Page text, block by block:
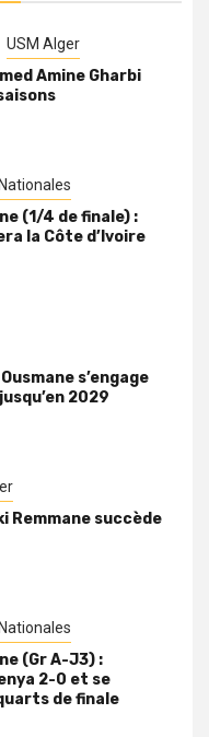
USM Alger
Amine Gharbi
(1/4 de finale) :
la Côte d’Ivoire
s’engage
2029
Remmane succède
(Gr A-J3) :
2-0 et se
de finale